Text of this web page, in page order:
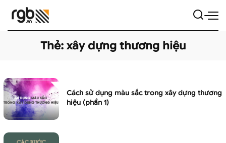
Thẻ: xây dựng thương hiệu
Cách sử dụng màu sắc trong xây dựng thương
hiệu (phần 1)